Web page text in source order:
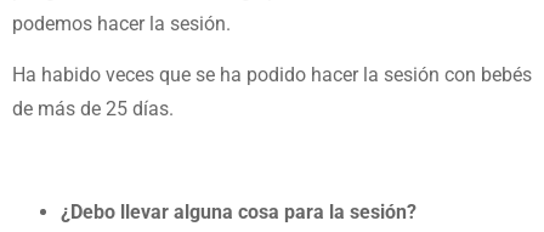
podemos hacer la sesión.
Ha habido veces que se ha podido hacer la sesión con bebés
de más de 25 días.
¿Debo llevar alguna cosa para la sesión?